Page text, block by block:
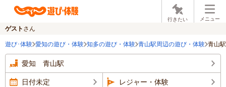
行きたい メニュー
ゲスト さん
遊び･体験 愛知の遊び・体験 知多の遊び・体験 青山駅周辺の遊び・体験 青山
愛知 青山駅
日付未定 レジャー・体験